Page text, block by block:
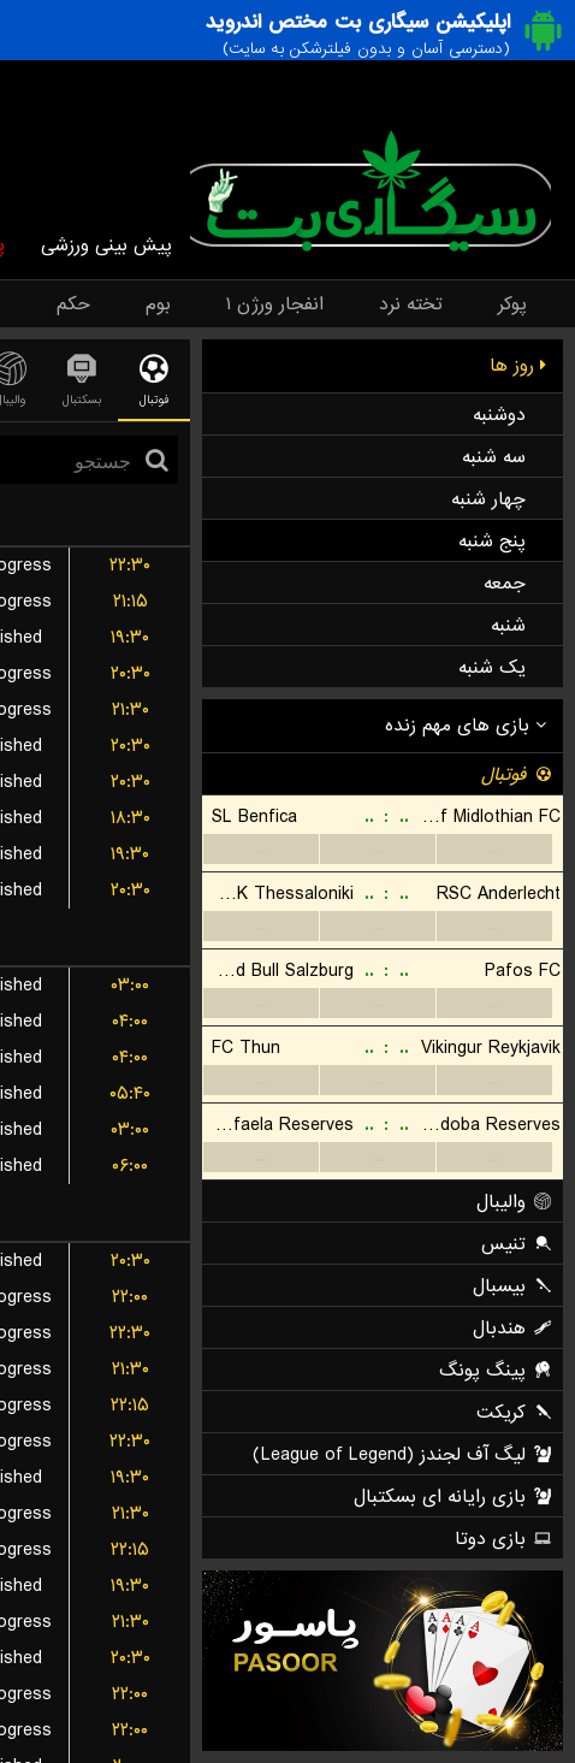
اپلیکیشن سیگاری بت مختص اندروید
(دسترسی آسان و بدون فیلترشکن به سایت)
پیش بینی ورزشی
پوکر تخته نرد انفجار ورژن ۱ بوم حکم
روز ها
دوشنبه
سه شنبه
چهار شنبه
پنج شنبه
جمعه
شنبه
یک شنبه
فوتبال بسکتبال
۲۲:۳۰
۲۱:۱۵
۱۹:۳۰
۲۰:۳۰
۲۱:۳۰
۲۰:۳۰
۲۰:۳۰
۱۸:۳۰
۱۹:۳۰
۲۰:۳۰
۰۳:۰۰
۰۴:۰۰
۰۴:۰۰
۰۵:۴۰
۰۳:۰۰
۰۶:۰۰
۲۰:۳۰
۲۲:۰۰
۲۲:۳۰
۲۱:۳۰
۲۲:۱۵
۲۲:۳۰
۱۹:۳۰
۲۱:۳۰
۲۲:۱۵
۱۹:۳۰
۲۱:۳۰
۲۰:۳۰
۲۲:۰۰
۲۲:۰۰